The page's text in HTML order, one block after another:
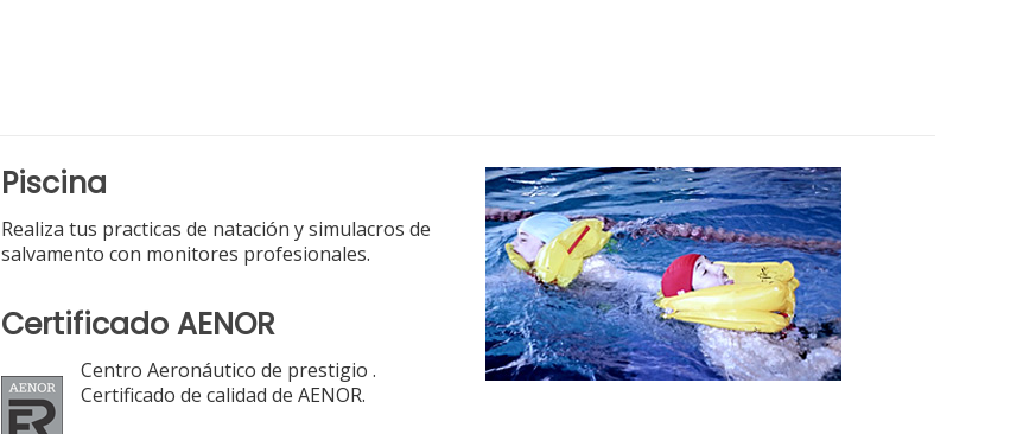
Piscina
Realiza tus practicas de natación y simulacros de
salvamento con monitores profesionales.
Certificado AENOR
Centro Aeronáutico de prestigio .
Certificado de calidad de AENOR.